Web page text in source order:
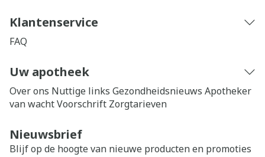
Klantenservice
FAQ
Uw apotheek
Over ons Nuttige links Gezondheidsnieuws Apotheker
van wachtVoorschrift Zorgtarieven
Nieuwsbrief
Blijf op de hoogte van nieuwe producten en promoties